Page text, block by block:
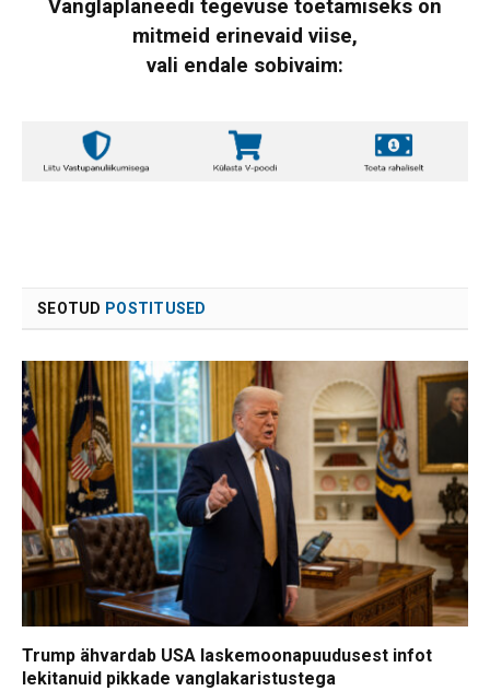
Vanglaplaneedi tegevuse toetamiseks on
mitmeid erinevaid viise,
vali endale sobivaim:
SEOTUD POSTITUSED
Trump ähvardab USA laskemoonapuudusest infot
lekitanuid pikkade vanglakaristustega